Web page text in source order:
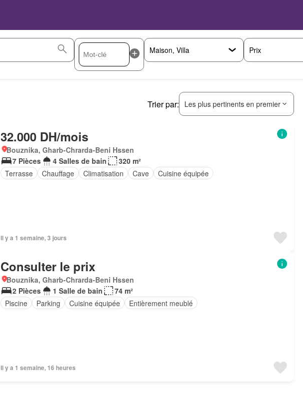
Prix
Trier par: Les plus pertinents en premier
32.000 DH/mois
Bouznika, Gharb-Chrarda-Beni Hssen
7 Pièces
4 Salles de bain
320 m²
Terrasse
Chauffage Climatisation Cave Cuisine équipée
Il y a 1 semaine, 3 jours
Consulter le prix
Bouznika, Gharb-Chrarda-Beni Hssen
2 Pièces
1 Salle de bain
74 m²
Piscine
Parking Cuisine équipée Entièrement meublé
Il y a 1 semaine, 16 heures